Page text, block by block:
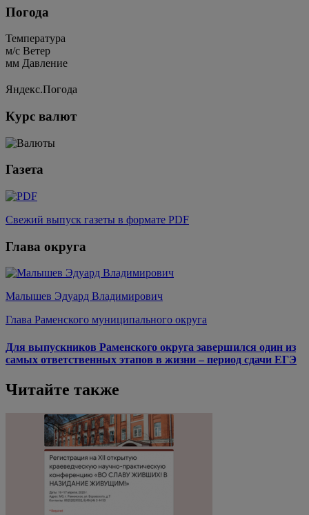
Погода
Температура
м/c Ветер
мм Давление
Яндекс.Погода
Курс валют
Газета
Свежий выпуск газеты в формате PDF
Глава округа
Малышев Эдуард Владимирович
Глава Раменского муниципального округа
Для выпускников Раменского округа завершился один из
самых ответственных этапов в жизни – период сдачи ЕГЭ
Читайте также